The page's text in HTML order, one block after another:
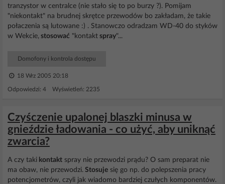
tranzystor w centralce (nie stało się to po burzy ?). Pomijam
"niekontakt" na brudnej skrętce przewodów bo zakładam, że takie
połaczenia są lutowane :) . Stanowczo odradzam WD-40 do styków
w Wekcie, stosować "kontakt spray"...
Domofony i kontrola dostępu
18 Wrz 2005 20:18
Odpowiedzi: 4 Wyświetleń: 2235
Czyśczenie upalonej blaszki minusa w
gnieździe ładowania - co użyć, aby uniknąć
zwarcia?
A czy taki kontakt spray nie przewodzi prądu? O sam preparat nie
ma obaw, nie przewodzi. Stosuje się go np. do polepszenia pracy
potencjometrów, czyli jak wiadomo bardziej czułych komponentów.